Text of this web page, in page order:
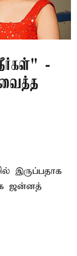
-
வைத்த
இருப்பதாக
ஜன்னத்